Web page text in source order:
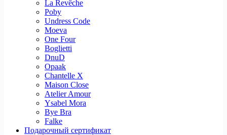
La Revêche
Poby
Undress Code
Moeva
One Four
Boglietti
DnuD
Opaak
Chantelle X
Maison Close
Atelier Amour
Ysabel Mora
Bye Bra
Falke
Подарочный сертификат